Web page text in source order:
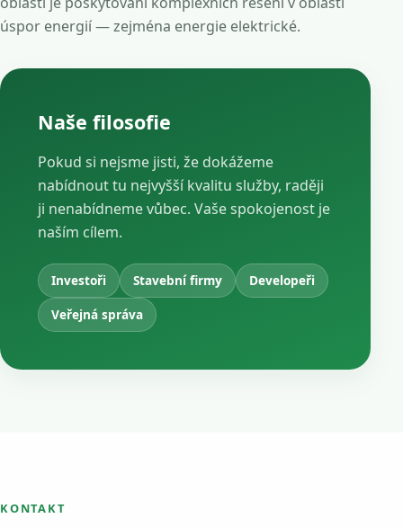
úspor energií — zejména energie elektrické.
Naše filosofie
Pokud si nejsme jisti, že dokážeme
nabídnout tu nejvyšší kvalitu služby, raději
ji nenabídneme vůbec. Vaše spokojenost je
naším cílem.
Investoři Stavební firmy
Developeři
Veřejná správa
KONTAKT